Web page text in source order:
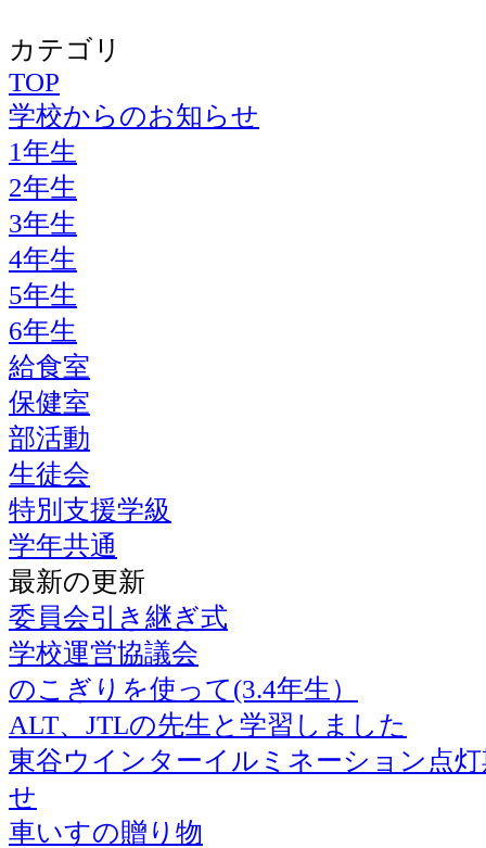
カテゴリ
TOP
学校からのお知らせ
1年生
2年生
3年生
4年生
5年生
6年生
給食室
保健室
部活動
生徒会
特別支援学級
学年共通
最新の更新
委員会引き継ぎ式
学校運営協議会
のこぎりを使って(3.4年生）
ALT、JTLの先生と学習しました
東谷ウインターイルミネーション点
せ
車いすの贈り物